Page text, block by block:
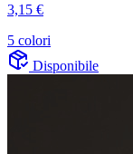
3,15 €
5 colori
Disponibile